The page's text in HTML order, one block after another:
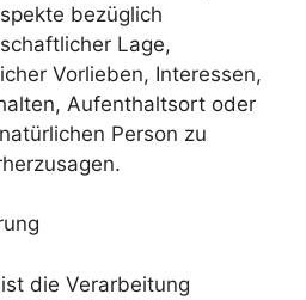
bezüglich
Lage,
Vorlieben, Interessen,
Aufenthaltsort oder
Person zu
die Verarbeitung